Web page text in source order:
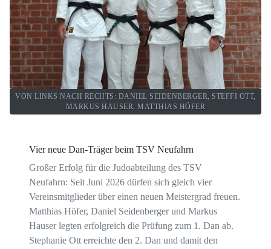
VON LINKS NACH RECHTS: DANIEL SEIDENBERGER, STEFFI OTT,
MARKUS HAUSER, MATTHIAS HÖFER
Vier neue Dan-Träger beim TSV Neufahrn
Großer Erfolg für die Judoabteilung des TSV
Neufahrn: Seit Juni 2026 dürfen sich gleich vier
Vereinsmitglieder über einen neuen Meistergrad freuen.
Matthias Höfer, Daniel Seidenberger und Markus
Hauser legten erfolgreich die Prüfung zum 1. Dan ab.
Stephanie Ott erreichte den 2. Dan und damit den